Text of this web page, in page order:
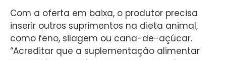
Com a oferta em baixa, o produtor precisa
inserir outros suprimentos na dieta animal,
como feno, silagem ou cana-de-açúcar.
“Acreditar que a suplementação alimentar